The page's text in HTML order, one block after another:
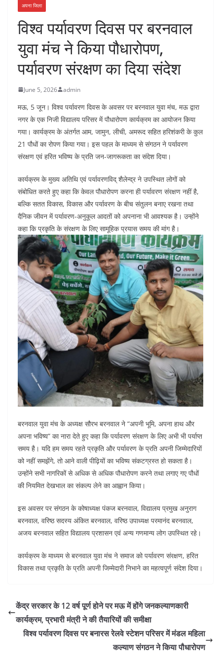
अपना जिला
विश्व पर्यावरण दिवस पर बरनवाल
युवा मंच ने किया पौधारोपण,
पर्यावरण संरक्षण का दिया संदेश
June 5, 2026 admin
मऊ, 5 जून। विश्व पर्यावरण दिवस के अवसर पर बरनवाल युवा मंच, मऊ द्वारा
नगर के एक निजी विद्यालय परिसर में पौधारोपण कार्यक्रम का आयोजन किया
गया। कार्यक्रम के अंतर्गत आम, जामुन, लीची, अमरूद सहित हरिशंकरी के कुल
21 पौधों का रोपण किया गया। इस पहल के माध्यम से संगठन ने पर्यावरण
संरक्षण एवं हरित भविष्य के प्रति जन-जागरूकता का संदेश दिया।
कार्यक्रम के मुख्य अतिथि एवं पर्यावरणविद् शैलेन्द्र ने उपस्थित लोगों को
संबोधित करते हुए कहा कि केवल पौधारोपण करना ही पर्यावरण संरक्षण नहीं है,
बल्कि सतत विकास, विकास और पर्यावरण के बीच संतुलन बनाए रखना तथा
दैनिक जीवन में पर्यावरण-अनुकूल आदतों को अपनाना भी आवश्यक है। उन्होंने
कहा कि प्रकृति के संरक्षण के लिए सामूहिक प्रयास समय की मांग है।
बरनवाल युवा मंच के अध्यक्ष सौरभ बरनवाल ने “अपनी भूमि, अपना हाथ और
अपना भविष्य” का नारा देते हुए कहा कि पर्यावरण संरक्षण के लिए अभी भी पर्याप्त
समय है। यदि हम समय रहते प्रकृति और पर्यावरण के प्रति अपनी जिम्मेदारियों
को नहीं समझेंगे, तो आने वाली पीढ़ियों का भविष्य संकटग्रस्त हो सकता है।
उन्होंने सभी नागरिकों से अधिक से अधिक पौधारोपण करने तथा लगाए गए पौधों
की नियमित देखभाल का संकल्प लेने का आह्वान किया।
इस अवसर पर संगठन के कोषाध्यक्ष पंकज बरनवाल, विद्यालय प्रमुख अनुराग
बरनवाल, वरिष्ठ सदस्य अंकित बरनवाल, वरिष्ठ उपाध्यक्ष परमानंद बरनवाल,
अजय बरनवाल सहित विद्यालय प्रशासन एवं अन्य गणमान्य लोग उपस्थित रहे।
कार्यक्रम के माध्यम से बरनवाल युवा मंच ने समाज को पर्यावरण संरक्षण, हरित
विकास तथा प्रकृति के प्रति अपनी जिम्मेदारी निभाने का महत्वपूर्ण संदेश दिया।
केंद्र सरकार के 12 वर्ष पूर्ण होने पर मऊ में होंगे जनकल्याणकारी
कार्यक्रम, प्रभारी मंत्री ने की तैयारियों की समीक्षा
विश्व पर्यावरण दिवस पर बनारस रेलवे स्टेशन परिसर में मंडल महिला
कल्याण संगठन ने किया पौधारोपण